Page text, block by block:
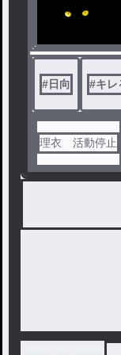
#日向 #キレ
理衣 活動停止